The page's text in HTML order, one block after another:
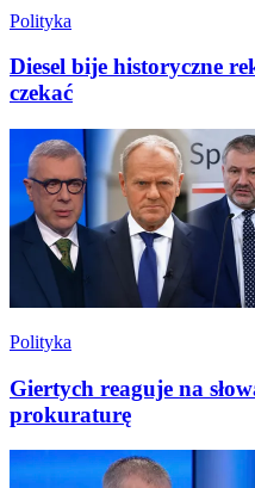
Polityka
Diesel bije historyczne
czekać
Polityka
Giertych reaguje na
prokuraturę